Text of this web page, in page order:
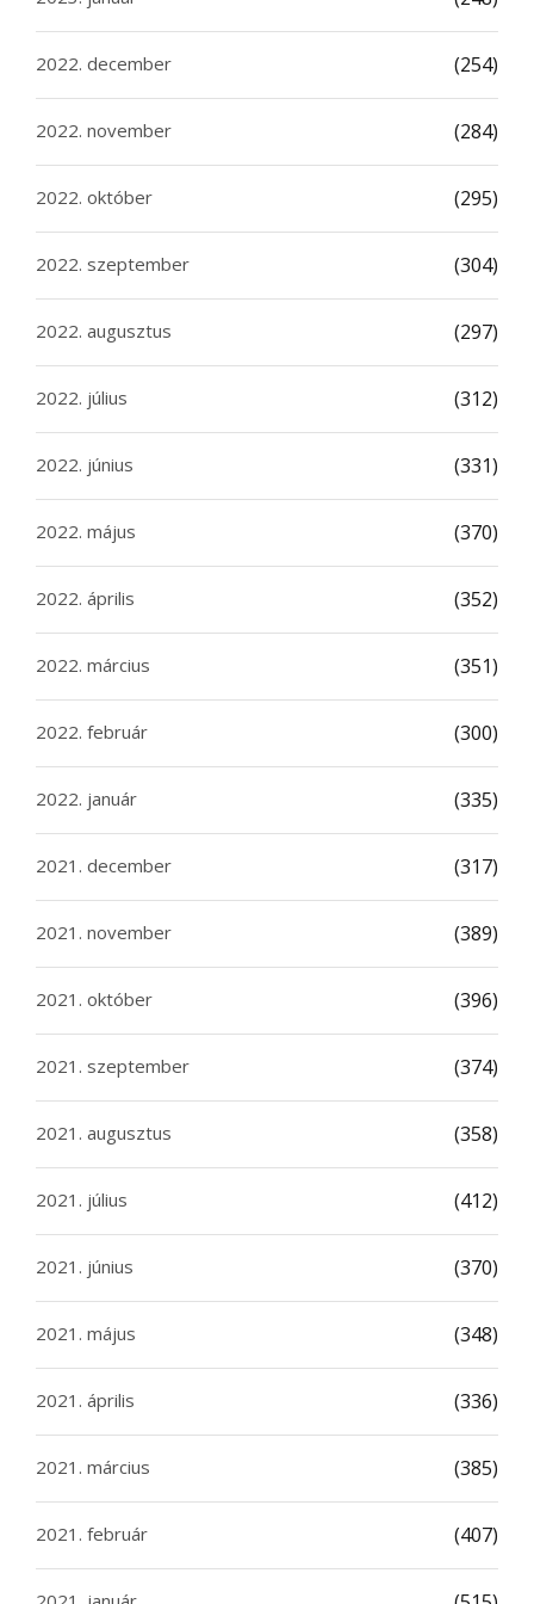
2022. december (254)
2022. november (284)
2022. október (295)
2022. szeptember (304)
2022. augusztus (297)
2022. július (312)
2022. június (331)
2022. május (370)
2022. április (352)
2022. március (351)
2022. február (300)
2022. január (335)
2021. december (317)
2021. november (389)
2021. október (396)
2021. szeptember (374)
2021. augusztus (358)
2021. július (412)
2021. június (370)
2021. május (348)
2021. április (336)
2021. március (385)
2021. február (407)